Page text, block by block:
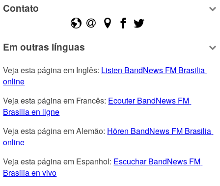
Contato
Em outras línguas
Veja esta página em Inglês: Listen BandNews FM Brasilia
online
Veja esta página em Francês: Ecouter BandNews FM
Brasilia en ligne
Veja esta página em Alemão: Hören BandNews FM Brasilia
online
Veja esta página em Espanhol: Escuchar BandNews FM
Brasilia en vivo